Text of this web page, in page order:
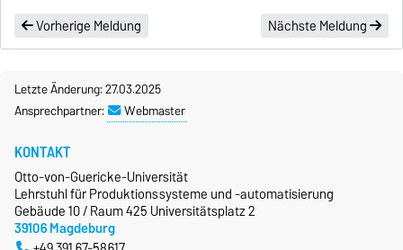
Vorherige Meldung
Nächste Meldung
Letzte Änderung: 27.03.2025
Ansprechpartner:
Webmaster
KONTAKT
Otto-von-Guericke-Universität
Lehrstuhl für Produktionssysteme und -automatisierung
Gebäude 10 / Raum 425 Universitätsplatz 2
39106 Magdeburg